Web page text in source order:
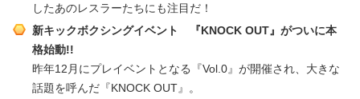
したあのレスラーたちにも注目だ！
新キックボクシングイベント 『KNOCK OUT』がついに本
格始動!!
昨年12月にプレイベントとなる『Vol.0』が開催され、大きな
話題を呼んだ『KNOCK OUT』。